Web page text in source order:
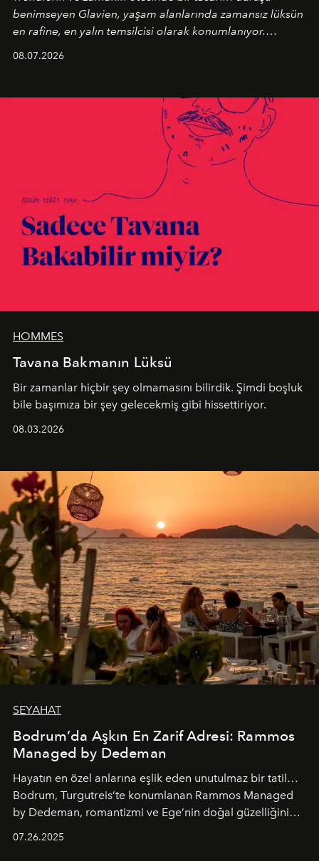
benimseyen Glavien, yaşam alanlarında zamansız lüksün
en rafine, en yalın temsilcisi olarak konumlanıyor.
08.07.2026
HOMMES
Tavana Bakmanın Lüksü
Bir zamanlar hiçbir şey olmamasını bilirdik. Şimdi boşluk
bile başımıza bir şey gelecekmiş gibi hissettiriyor.
08.03.2026
SEYAHAT
Bodrum’da Aşkın En Zarif Adresi: Rammos
Managed by Dedeman
Hayatın en özel anlarına eşlik eden unutulmaz bir tatil…
Bodrum, Turgutreis’te konumlanan Rammos Managed
by Dedeman, romantizmi ve Ege’nin doğal güzelliğini
07.26.2025